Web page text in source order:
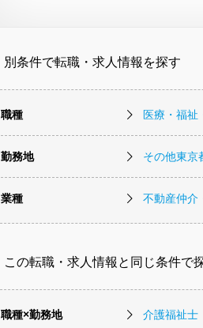
別条件で転職・求人情報を探す
職種 医療・福祉
勤務地 その他東京
業種 不動産仲介
この転職・求人情報と同じ条件で
職種×勤務地 介護福祉